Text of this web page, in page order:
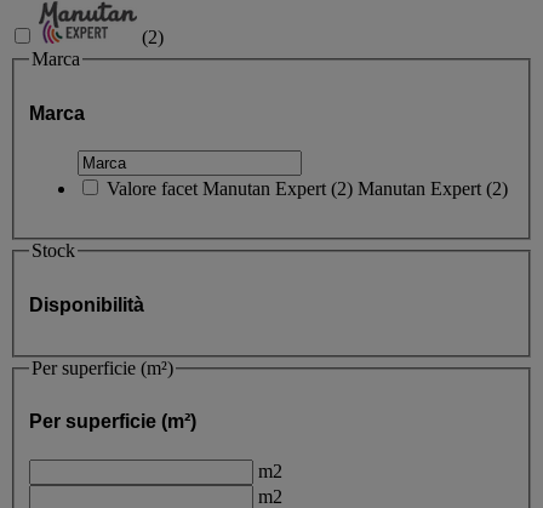
(2)
Marca
Marca
Valore facet Manutan Expert(2) Manutan Expert(2)
Stock
Disponibilità
Per superficie (m²)
Per superficie (m²)
m2
m2